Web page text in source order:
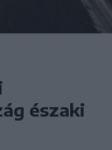
északi